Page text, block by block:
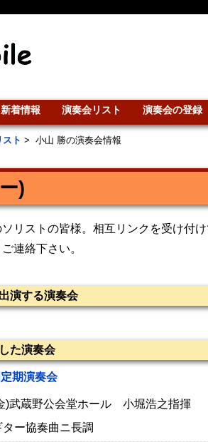
新着情報 演奏会リスト 演奏会の登録
ト > 小山 勝の演奏会情報
)
リストの皆様。相互リンクを受け付
連絡下さい。
演する演奏会
た演奏会
期演奏会
)武蔵野公会堂ホール 小堀浩之指揮
ー協奏曲ニ長調